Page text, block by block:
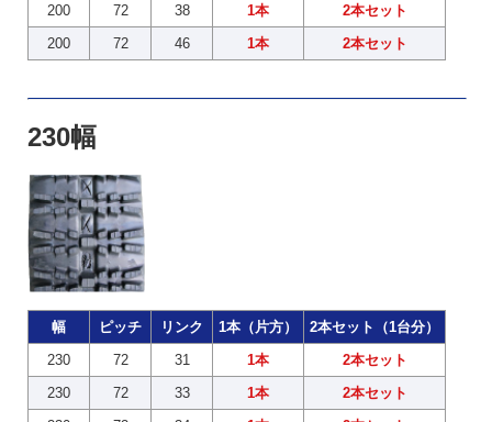
200
72 38 1本
2本セット
200
72 46 1本 2本セット
230幅
幅 ピッチ リンク 1本（片方）
2本セット（1台分）
230
72 31 1本
2本セット
230
72 33 1本
2本セット